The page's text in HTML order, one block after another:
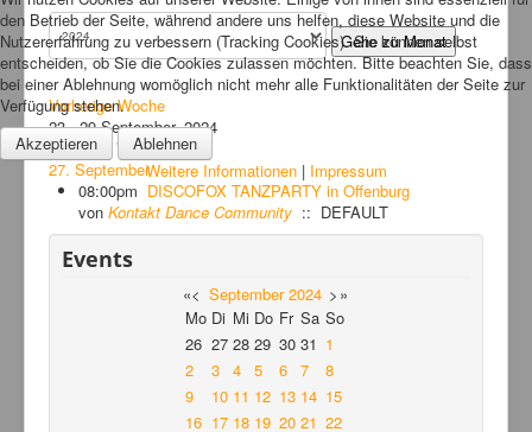
FAQ
Hansefit
Kontakt
Gehe zu Monat
Vorherige Woche
23 - 29 September, 2024
Folgende Woche
27. September
08:00pm DISCOFOX TANZPARTY in Offenburg
von Kontakt Dance Community :: DEFAULT
Events
«< September 2024 > »
Mo Di Mi Do Fr Sa So
26 27 28 29 30 31 1
2
3 4 5 6 7
8
9
10 11 12 13 14 15
16 17 18 19 20 21 22
den Betrieb der Seite, während andere uns helfen, diese Website und die
Nutzererfahrung zu verbessern (Tracking Cookies). Sie können selbst
entscheiden, ob Sie die Cookies zulassen möchten. Bitte beachten Sie, dass
bei einer Ablehnung womöglich nicht mehr alle Funktionalitäten der Seite zur
Verfügung stehen.
Akzeptieren
Ablehnen
Weitere Informationen| Impressum